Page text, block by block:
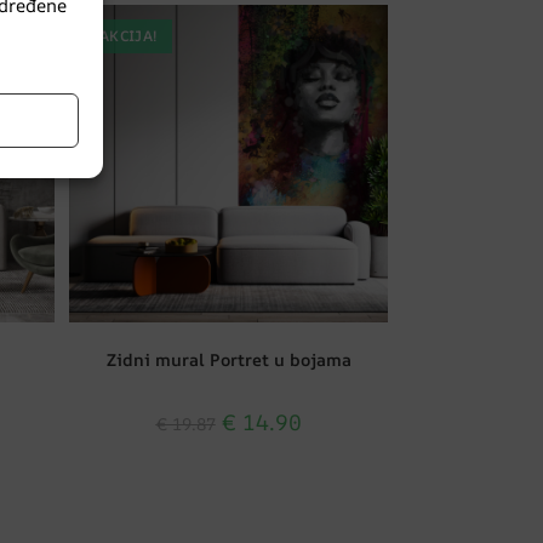
AKCIJA!
Zidni mural Portret u bojama
€ 14.90